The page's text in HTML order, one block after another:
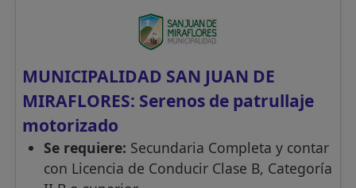
MUNICIPALIDAD SAN JUAN DE
MIRAFLORES: Serenos de patrullaje
motorizado
Se requiere: Secundaria Completa y contar
con Licencia de Conducir Clase B, Categoría